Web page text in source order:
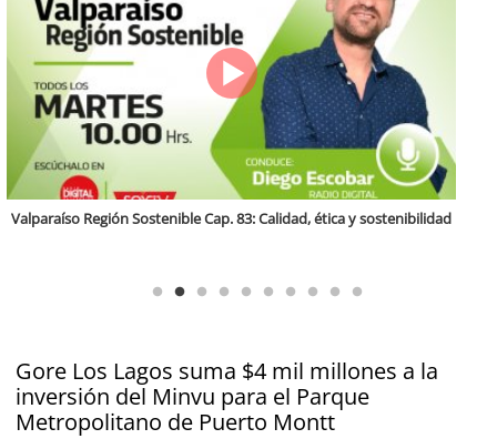
Gore Los Lagos suma $4 mil millones a la
inversión del Minvu para el Parque
Metropolitano de Puerto Montt